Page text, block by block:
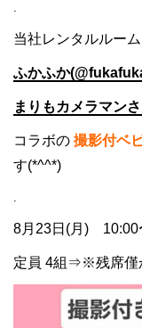
.
当社レンタルルー
ふかふか
まりもカメラマン
コラボの 撮影付ベ
す(*^^*)
.
8月23日(月) 10:00
定員 4組⇒※残席僅